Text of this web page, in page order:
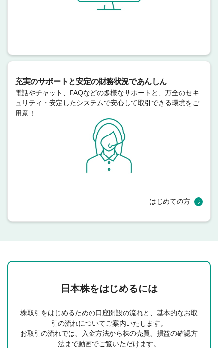
充実のサポートと安定の財務状況であんしん
電話やチャット、FAQなどの多様なサポートと、万全のセキ
ュリティ・安定したシステムで安心して取引できる環境をご
用意！
はじめての方
日本株をはじめるには
株取引をはじめるための口座開設の流れと、基本的なお取
引の流れについてご案内いたします。
お取引の流れでは、入金方法から株の売買、損益の確認方
法まで動画でご覧いただけます。